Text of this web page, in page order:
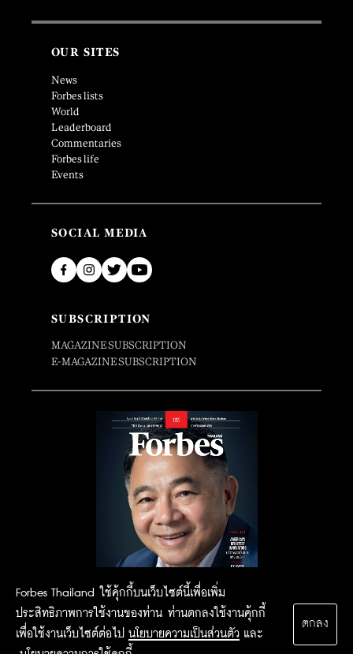
Forbes Thailand ใช้คุ้กกี้บนเว็บไซต์นี้เพื่อเพิ่ม
ประสิทธิภาพการใช้งานของท่าน ท่านตกลงใช้งานคุ้กกี้
เพื่อใช้งานเว็บไซต์ต่อไป นโยบายความเป็นส่วนตัว และ
ตกลง
OUR SITES
News
Forbes lists
World
Leaderboard
Commentaries
Forbes life
Events
SOCIAL MEDIA
SUBSCRIPTION
MAGAZINE SUBSCRIPTION
E-MAGAZINE SUBSCRIPTION